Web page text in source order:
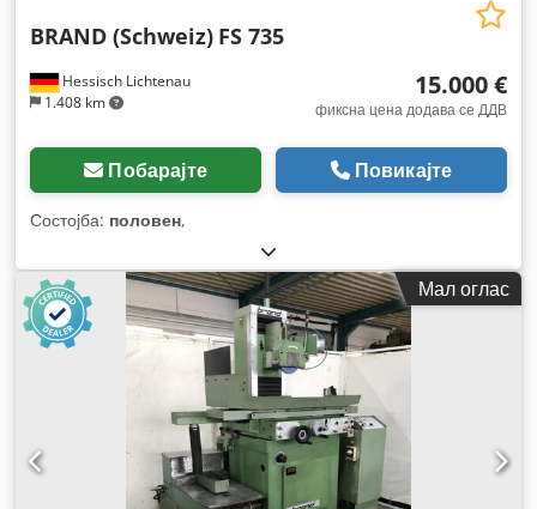
Hessisch Lichtenau
1.408 km
BRAND (Schweiz) FS 735
15.000 €
фиксна цена додава се ДДВ
Побарајте Повикајте
Состојба: половен,
Мал оглас